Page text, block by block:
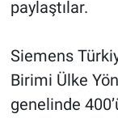
paylaştılar.
Siemens
Birimi Ülke
genelinde